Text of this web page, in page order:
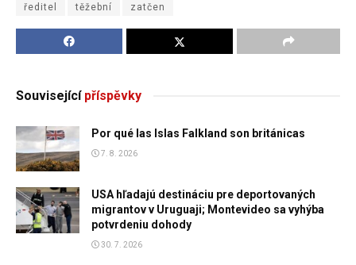
ředitel těžební zatčen
Souvisejícípříspěvky
Por qué las Islas Falkland son británicas
7. 8. 2026
USA hľadajú destináciu pre deportovaných
migrantov v Uruguaji; Montevideo sa vyhýba
potvrdeniu dohody
30. 7. 2026